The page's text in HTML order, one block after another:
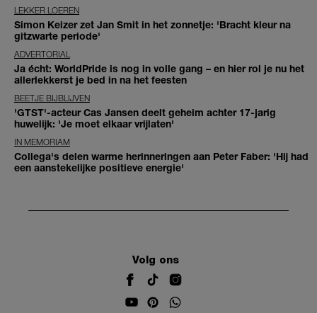
LEKKER LOEREN
Simon Keizer zet Jan Smit in het zonnetje: 'Bracht kleur na
gitzwarte periode'
ADVERTORIAL
Ja écht: WorldPride is nog in volle gang – en hier rol je nu het
allerlekkerst je bed in na het feesten
BEETJE BIJBLIJVEN
'GTST'-acteur Cas Jansen deelt geheim achter 17-jarig
huwelijk: 'Je moet elkaar vrijlaten'
IN MEMORIAM
Collega's delen warme herinneringen aan Peter Faber: 'Hij had
een aanstekelijke positieve energie'
Volg ons